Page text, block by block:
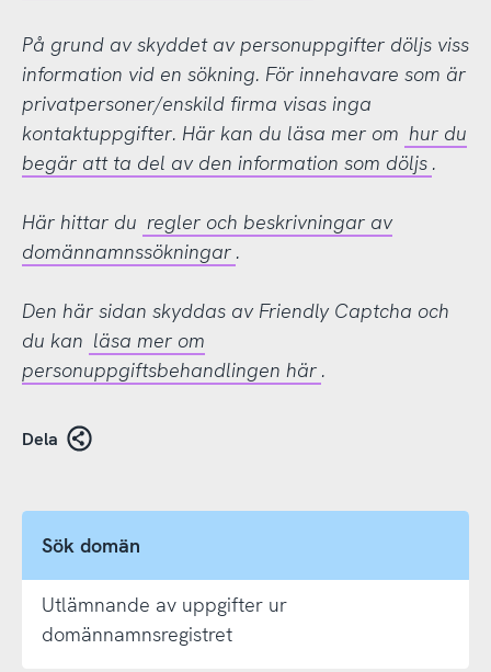
På grund av skyddet av personuppgifter döljs viss
information vid en sökning. För innehavare som är
privatpersoner/enskild firma visas inga
kontaktuppgifter. Här kan du läsa mer om hur du
begär att ta del av den information som döljs .
Här hittar du regler och beskrivningar av
domännamnssökningar .
Den här sidan skyddas av Friendly Captcha och
du kan läsa mer om
personuppgiftsbehandlingen här .
Dela
Sök domän
Utlämnande av uppgifter ur
domännamnsregistret